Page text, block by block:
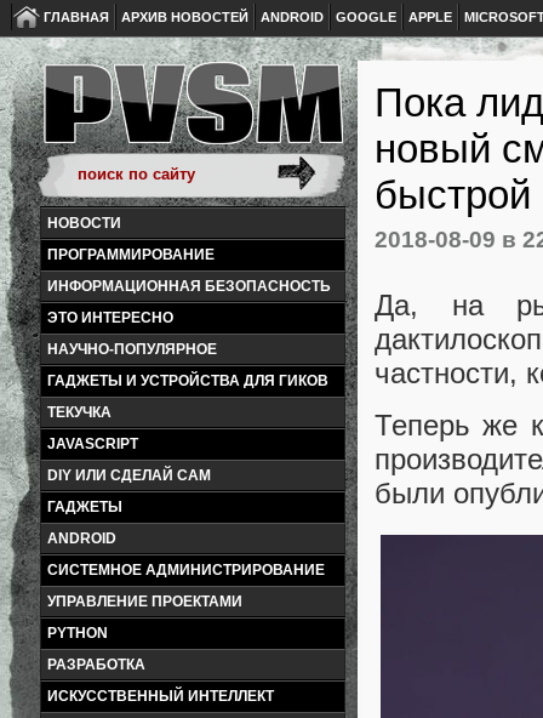
ГЛАВНАЯ АРХИВ НОВОСТЕЙ ANDROID GOOGLE APPLE
НОВОСТИ
ПРОГРАММИРОВАНИЕ
ИНФОРМАЦИОННАЯ БЕЗОПАСНОСТЬ
ЭТО ИНТЕРЕСНО
НАУЧНО-ПОПУЛЯРНОЕ
ГАДЖЕТЫ И УСТРОЙСТВА ДЛЯ ГИКОВ
ТЕКУЧКА
JAVASCRIPT
DIY ИЛИ СДЕЛАЙ САМ
ГАДЖЕТЫ
ANDROID
СИСТЕМНОЕ АДМИНИСТРИРОВАНИЕ
УПРАВЛЕНИЕ ПРОЕКТАМИ
PYTHON
РАЗРАБОТКА
ИСКУССТВЕННЫЙ ИНТЕЛЛЕКТ
Пока
новый
быстрой
2018-08-09 в
Да, на
частности,
Теперь же к
были